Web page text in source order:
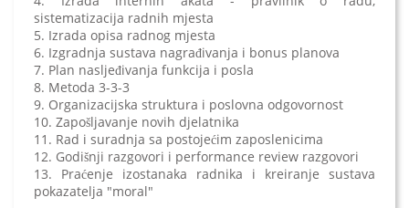
sistematizacija radnih mjesta
5. Izrada opisa radnog mjesta
6. Izgradnja sustava nagrađivanja i bonus planova
7. Plan nasljeđivanja funkcija i posla
8. Metoda 3-3-3
9. Organizacijska struktura i poslovna odgovornost
10. Zapošljavanje novih djelatnika
11. Rad i suradnja sa postojećim zaposlenicima
12. Godišnji razgovori i performance review razgovori
13. Praćenje izostanaka radnika i kreiranje sustava
pokazatelja "moral"